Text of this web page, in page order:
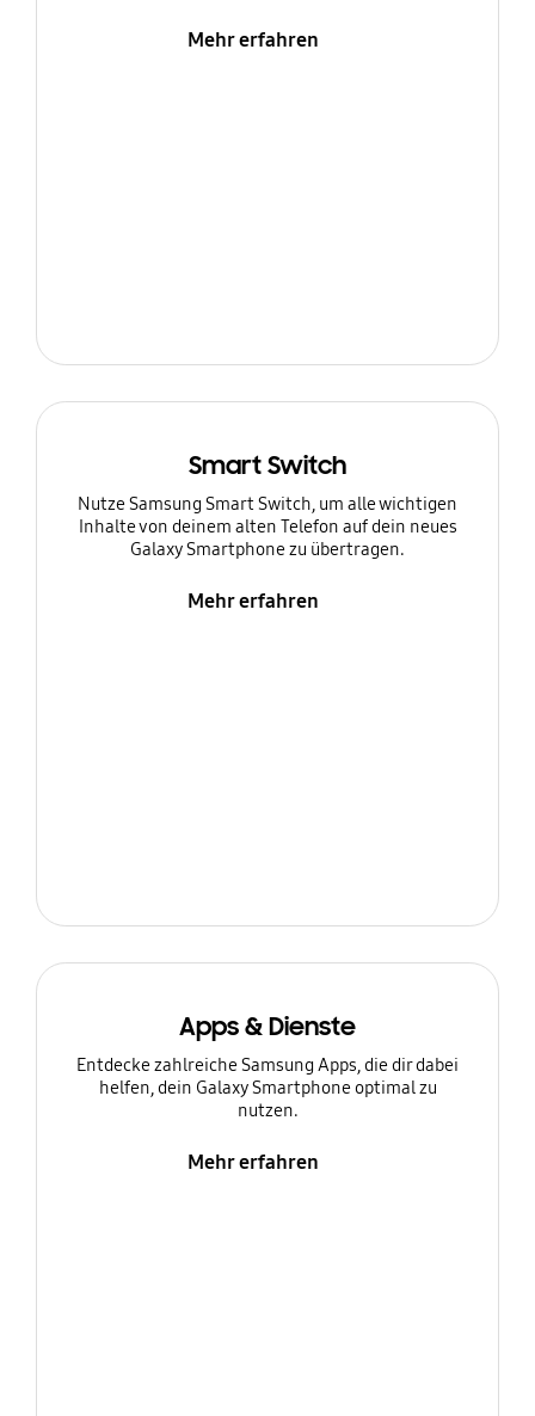
Mehr erfahren
Smart Switch
Nutze Samsung Smart Switch, um alle wichtigen
Inhalte von deinem alten Telefon auf dein neues
Galaxy Smartphone zu übertragen.
Mehr erfahren
Apps & Dienste
Entdecke zahlreiche Samsung Apps, die dir dabei
helfen, dein Galaxy Smartphone optimal zu
nutzen.
Mehr erfahren